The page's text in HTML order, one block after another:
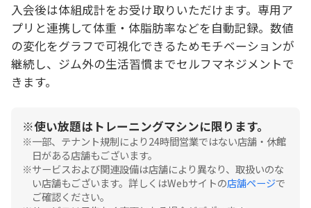
入会後は体組成計をお受け取りいただけます。専用ア
プリと連携して体重・体脂肪率などを自動記録。数値
の変化をグラフで可視化できるためモチベーションが
継続し、ジム外の生活習慣までセルフマネジメントで
きます。
使い放題はトレーニングマシンに限ります。
一部、テナント規制により24時間営業ではない店舗・休館
日がある店舗もございます。
サービスおよび関連設備は店舗により異なり、取扱いのな
い店舗もございます。詳しくはWebサイトの店舗ページで
ご確認ください。